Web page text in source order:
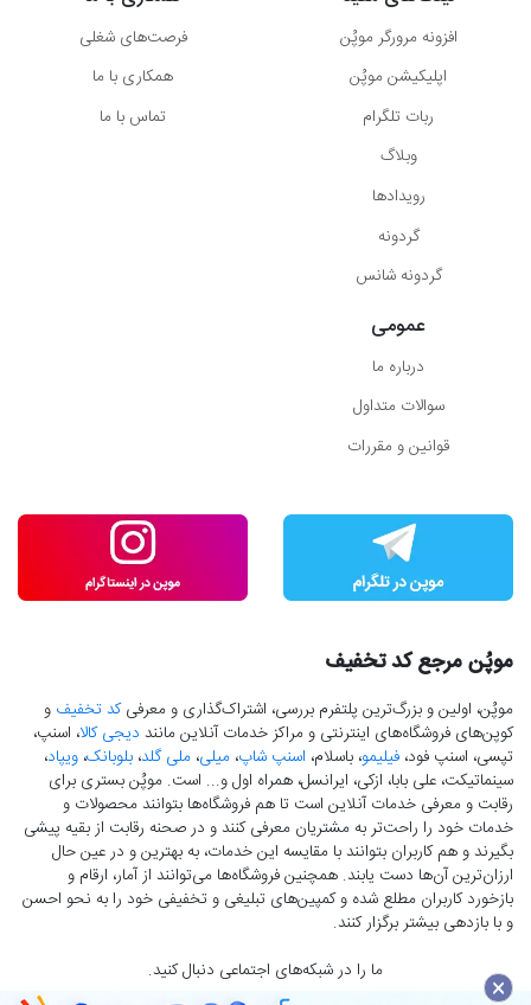
افزونه مرورگر موپُن
اپلیکیشن موپُن
ربات تلگرام
وبلاگ
رویدادها
گردونه
گردونه شانس
فرصت‌های شغلی
همکاری با ما
تماس با ما
عمومی
درباره ما
سوالات متداول
قوانین و مقررات
موپُن مرجع کد تخفیف
موپُن، اولین و بزرگ‌ترین پلتفرم بررسی، اشتراک‌گذاری و معرفیکد تخفیف و
کوپن‌های فروشگاه‌های اینترنتی و مراکز خدمات آنلاین مانند دیجی کالا، اسنپ،
تپسی، اسنپ فود، فیلیمو، باسلام، اسنپ شاپ، میلی، ملی گلد، بلوبانک، ویپاد،
سینماتیکت، علی بابا، ازکی، ایرانسل، همراه اول و... است. موپُن بستری برای
رقابت و معرفی خدمات آنلاین است تا هم فروشگاه‌ها بتوانند محصولات و
خدمات خود را راحت‌تر به مشتریان معرفی کنند و در صحنه رقابت از بقیه پیشی
بگیرند و هم کاربران بتوانند با مقایسه این خدمات، به بهترین و در عین حال
ارزان‌ترین آن‌ها دست‌ یابند. همچنین فروشگاه‌ها می‌توانند از آمار، ارقام و
بازخورد کاربران مطلع شده و کمپین‌های تبلیغی و تخفیفی خود را به نحو احسن
و با بازدهی بیشتر برگزار کنند.
ما را در شبکه‌های اجتماعی دنبال کنید.
×